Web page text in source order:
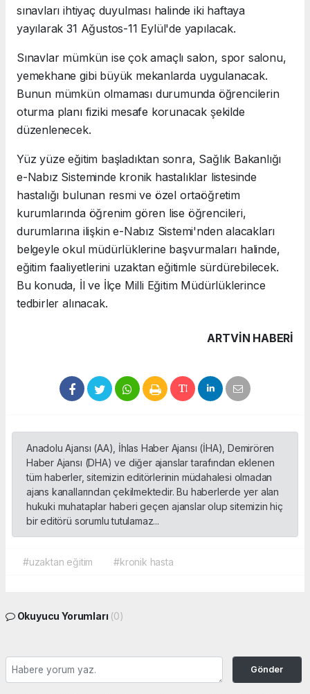
sınavları ihtiyaç duyulması halinde iki haftaya
yayılarak 31 Ağustos-11 Eylül'de yapılacak.
Sınavlar mümkün ise çok amaçlı salon, spor salonu,
yemekhane gibi büyük mekanlarda uygulanacak.
Bunun mümkün olmaması durumunda öğrencilerin
oturma planı fiziki mesafe korunacak şekilde
düzenlenecek.
Yüz yüze eğitim başladıktan sonra, Sağlık Bakanlığı
e-Nabız Sisteminde kronik hastalıklar listesinde
hastalığı bulunan resmi ve özel ortaöğretim
kurumlarında öğrenim gören lise öğrencileri,
durumlarına ilişkin e-Nabız Sistemi'nden alacakları
belgeyle okul müdürlüklerine başvurmaları halinde,
eğitim faaliyetlerini uzaktan eğitimle sürdürebilecek.
Bu konuda, İl ve İlçe Milli Eğitim Müdürlüklerince
tedbirler alınacak.
ARTVIN HABERİ
Anadolu Ajansı (AA), İhlas Haber Ajansı (İHA), Demirören
Haber Ajansı (DHA) ve diğer ajanslar tarafından eklenen
tüm haberler, sitemizin editörlerinin müdahalesi olmadan
ajans kanallarından çekilmektedir. Bu haberlerde yer alan
hukuki muhataplar haberi geçen ajanslar olup sitemizin hiç
bir editörü sorumlu tutulamaz...
#uzaktan eğitim #kronik hasta
Okuyucu Yorumları (0)
Gönder